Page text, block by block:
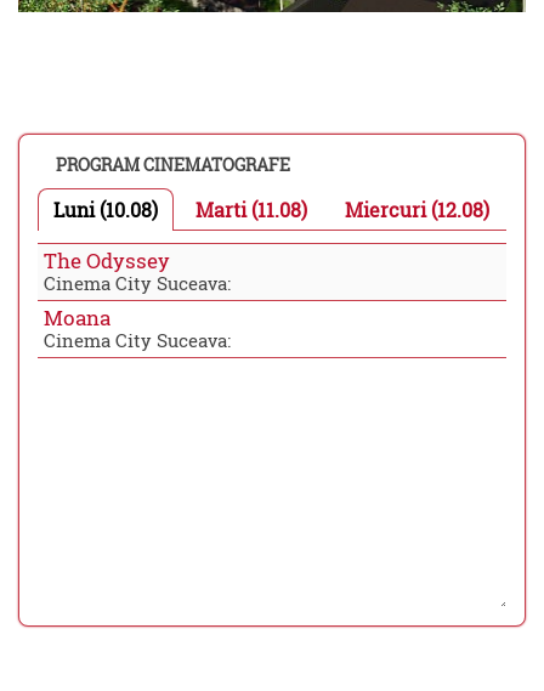
PROGRAM CINEMATOGRAFE
Luni (10.08) Marti (11.08) Miercuri (12.08)
The Odyssey
Cinema City Suceava:
Moana
Cinema City Suceava: